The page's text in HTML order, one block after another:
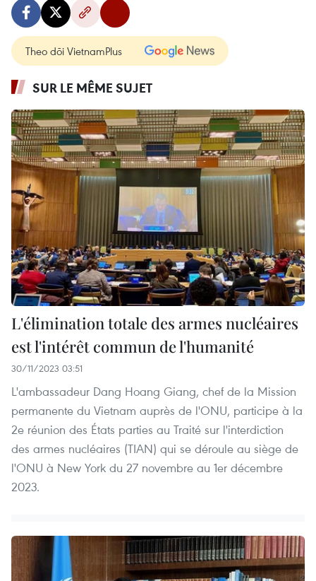
Theo dõi VietnamPlus
SUR LE MÊME SUJET
L'élimination totale des armes nucléaires
est l'intérêt commun de l'humanité
30/11/2023 03:51
L'ambassadeur Dang Hoang Giang, chef de la Mission
permanente du Vietnam auprès de l'ONU, participe à la
2e réunion des États parties au Traité sur l'interdiction
des armes nucléaires (TIAN) qui se déroule au siège de
l'ONU à New York du 27 novembre au 1er décembre
2023.